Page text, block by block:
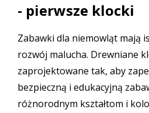
- pierwsze klocki
Zabawki dla niemowląt mają
rozwój malucha. Drewniane
zaprojektowane tak, aby
bezpieczną i edukacyjną
różnorodnym kształtom i